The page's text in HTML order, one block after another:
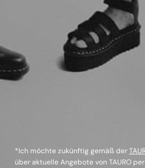
*Ich möchte zukünftig gemäß der
über aktuelle Angebote von TAURO